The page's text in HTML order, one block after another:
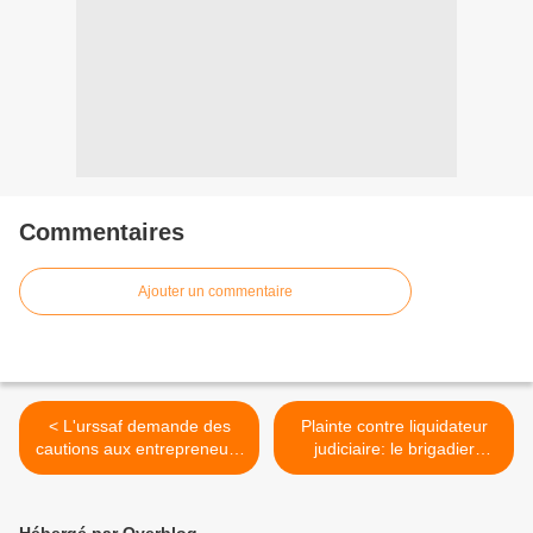
Commentaires
Ajouter un commentaire
< L'urssaf demande des
cautions aux entrepreneurs
en difficultés!
Plainte contre liquidateur
judiciaire: le brigadier
déconseille pour cause de